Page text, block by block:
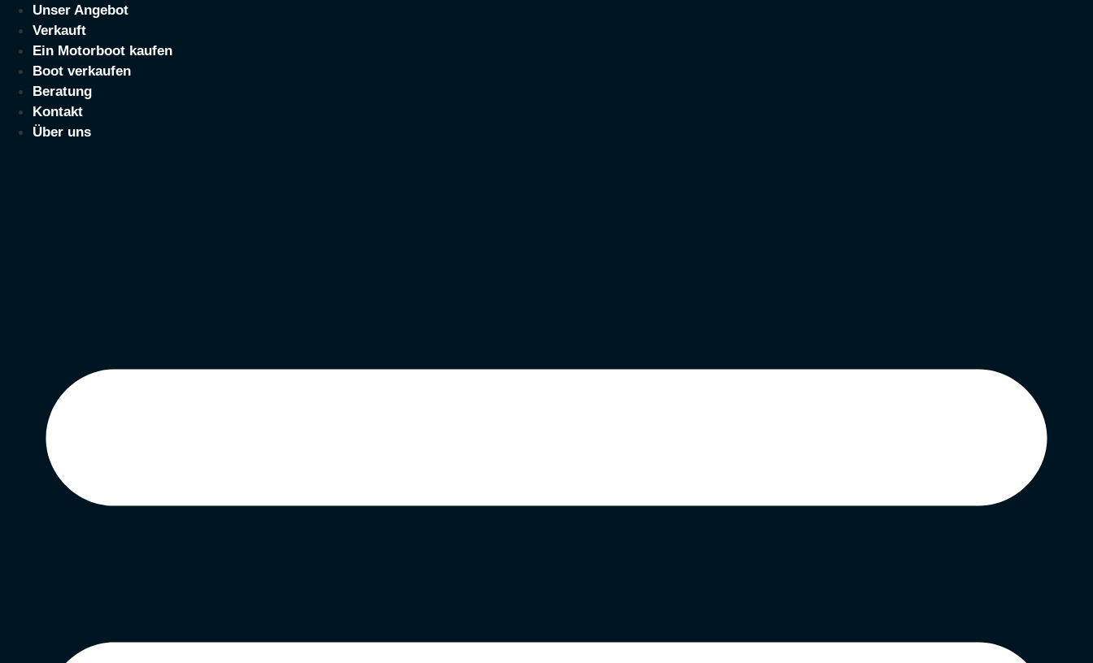
Zum
Inhalt
springen
Unser Angebot
Verkauft
Ein Motorboot kaufen
Boot verkaufen
Beratung
Kontakt
Über uns